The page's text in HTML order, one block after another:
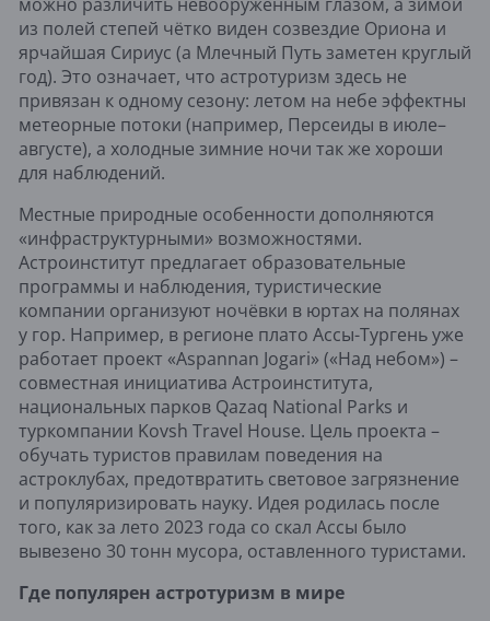
из полей степей чётко виден созвездие Ориона и
ярчайшая Сириус (а Млечный Путь заметен круглый
год). Это означает, что астротуризм здесь не
привязан к одному сезону: летом на небе эффектны
метеорные потоки (например, Персеиды в июле–
августе), а холодные зимние ночи так же хороши
для наблюдений.
Местные природные особенности дополняются
«инфраструктурными» возможностями.
Астроинститут предлагает образовательные
программы и наблюдения, туристические
компании организуют ночёвки в юртах на полянах
у гор. Например, в регионе плато Ассы-Тургень уже
работает проект «Aspannan Jogari» («Над небом») –
совместная инициатива Астроинститута,
национальных парков Qazaq National Parks и
туркомпании Kovsh Travel House. Цель проекта –
обучать туристов правилам поведения на
астроклубах, предотвратить световое загрязнение
и популяризировать науку. Идея родилась после
того, как за лето 2023 года со скал Ассы было
вывезено 30 тонн мусора, оставленного туристами.
Где популярен астротуризм в мире